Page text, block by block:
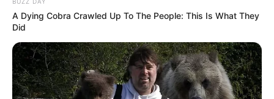
A Dying Cobra Crawled Up To The People: This Is What They
Did